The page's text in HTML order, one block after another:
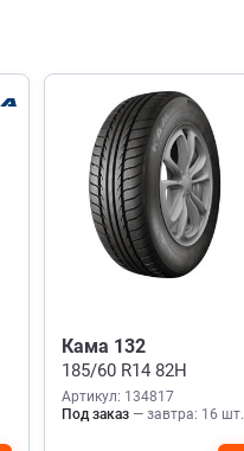
Кама 132
185/60 R14 82H
Артикул: 134817
Под заказ — завтра: 16 шт.